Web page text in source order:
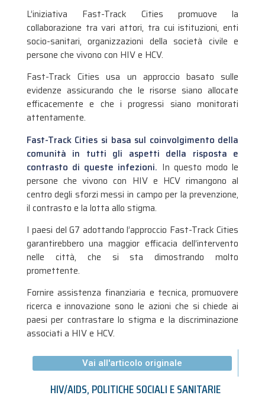
L’iniziativa Fast-Track Cities promuove la
collaborazione tra vari attori, tra cui istituzioni, enti
socio-sanitari, organizzazioni della società civile e
persone che vivono con HIV e HCV.
Fast-Track Cities usa un approccio basato sulle
evidenze assicurando che le risorse siano allocate
efficacemente e che i progressi siano monitorati
attentamente.
Fast-Track Cities si basa sul coinvolgimento della
comunità in tutti gli aspetti della risposta e
contrasto di queste infezioni. In questo modo le
persone che vivono con HIV e HCV rimangono al
centro degli sforzi messi in campo per la prevenzione,
il contrasto e la lotta allo stigma.
I paesi del G7 adottando l’approccio Fast-Track Cities
garantirebbero una maggior efficacia dell’intervento
nelle città, che si sta dimostrando molto
promettente.
Fornire assistenza finanziaria e tecnica, promuovere
ricerca e innovazione sono le azioni che si chiede ai
paesi per contrastare lo stigma e la discriminazione
associati a HIV e HCV.
Vai all'articolo originale
HIV/AIDS,POLITICHE SOCIALI E SANITARIE